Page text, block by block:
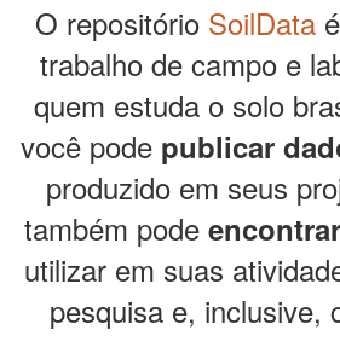
O repositório SoilData
trabalho de campo e
quem estuda o solo
você pode publicar
produzido em seus
também pode
utilizar em suas
pesquisa e, inclusive,